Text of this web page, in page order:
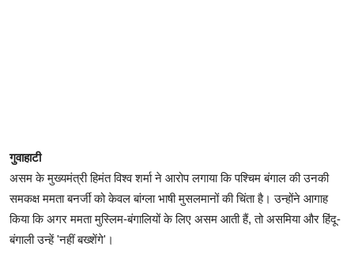
गुवाहाटी
असम के मुख्यमंत्री हिमंत विश्व शर्मा ने आरोप लगाया कि पश्चिम बंगाल की उनकी
समकक्ष ममता बनर्जी को केवल बांग्ला भाषी मुसलमानों की चिंता है। उन्होंने आगाह
किया कि अगर ममता मुस्लिम-बंगालियों के लिए असम आती हैं, तो असमिया और हिंदू-
बंगाली उन्हें 'नहीं बख्शेंगे'।